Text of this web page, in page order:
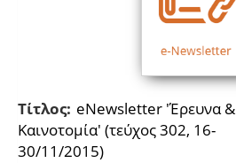
Τίτλος: eNewsletter 'Έρευνα &
Καινοτομία' (τεύχος 302, 16-
30/11/2015)